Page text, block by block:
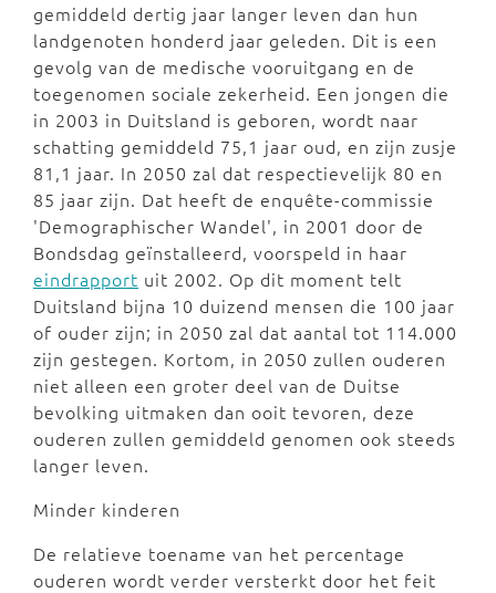
gemiddeld dertig jaar langer leven dan hun
landgenoten honderd jaar geleden. Dit is een
gevolg van de medische vooruitgang en de
toegenomen sociale zekerheid. Een jongen die
in 2003 in Duitsland is geboren, wordt naar
schatting gemiddeld 75,1 jaar oud, en zijn zusje
81,1 jaar. In 2050 zal dat respectievelijk 80 en
85 jaar zijn. Dat heeft de enquête-commissie
'Demographischer Wandel', in 2001 door de
Bondsdag geïnstalleerd, voorspeld in haar
eindrapport uit 2002. Op dit moment telt
Duitsland bijna 10 duizend mensen die 100 jaar
of ouder zijn; in 2050 zal dat aantal tot 114.000
zijn gestegen. Kortom, in 2050 zullen ouderen
niet alleen een groter deel van de Duitse
bevolking uitmaken dan ooit tevoren, deze
ouderen zullen gemiddeld genomen ook steeds
langer leven.
Minder kinderen
De relatieve toename van het percentage
ouderen wordt verder versterkt door het feit